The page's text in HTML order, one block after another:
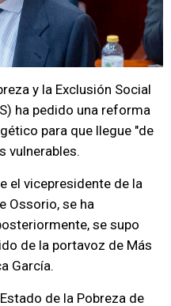
y la Exclusión Social
ha pedido una reforma
para que llegue "de
vulnerables.
el vicepresidente de la
Ossorio, se ha
se supo
de la portavoz de Más
García.
de la Pobreza de